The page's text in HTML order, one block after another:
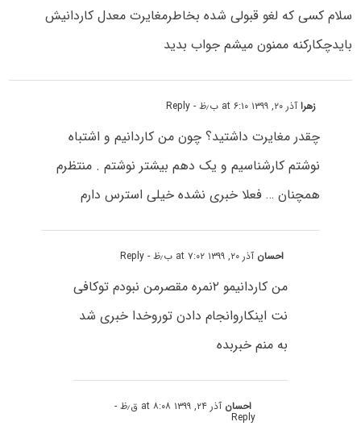
سلام کسی که لغو قبولی شده بخاطرمغایرت معدل کاردانیش
بایدچکارکنه ممنون میشم جواب بدید
زهراآذر ۲۰, ۱۳۹۹ at ۶:۱۰ ب٫ظ - Reply
چقدر مغایرت داشتید؟ چون من کاردانیم و اشتباه
نوشتم کارشناسیم و یک دهم بیشتر نوشتم . منتظرم
همچنان … فعلا خبری نشده خیلی استرس دارم
احسان آذر ۲۰, ۱۳۹۹ at ۷:۰۲ ب٫ظ - Reply
من کاردانیمو ۲نمره مقصرمن نبودم توکافی
نت اینکاروانجام دادن توروخدا خبری شد
به منم خبربده
احسان آذر ۲۴, ۱۳۹۹ at ۸:۰۸ ق٫ظ -
Reply